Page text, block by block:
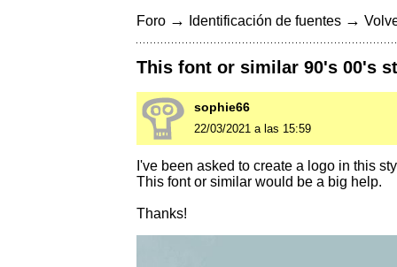
Foro → Identificación de fuentes →
This font or similar 90's 00's
sophie66
22/03/2021 a las 15:59
I've been asked to create a logo in this
This font or similar would be a big help.
Thanks!